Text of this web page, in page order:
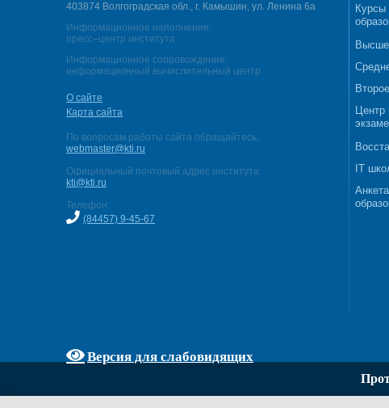
403874 Волгоградская обл., г. Камышин, ул. Ленина 6а
Информационное наполнение:
пресс–центр института
Информационное сопровождение:
информационный вычислительный центр
О сайте
Карта сайта
По вопросам работы сайта обращайтесь:
webmaster@kti.ru
Официальный почтовый адрес института:
kti@kti.ru
Телефон:
(84457) 9-45-67
Версия для слабовидящих
Курсы
Центр
IT